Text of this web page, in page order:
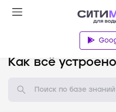
Как всё